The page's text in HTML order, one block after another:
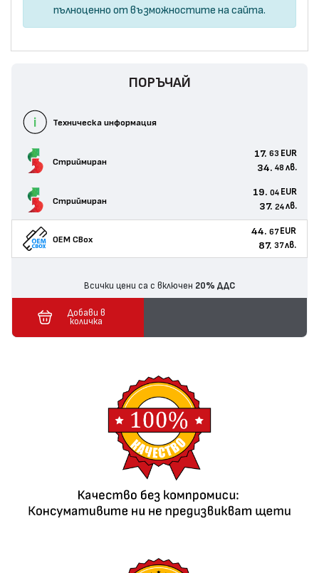
пълноценно от възможностите на сайта.
ПОРЪЧАЙ
Техническа информация
Стриймиран
17. 63 EUR
34. 48 лв.
Стриймиран
19. 04 EUR
37. 24 лв.
OEM CBox
44. 67 EUR
87. 37 лв.
Всички цени са с включен 20% ДДС
Добави в
количка